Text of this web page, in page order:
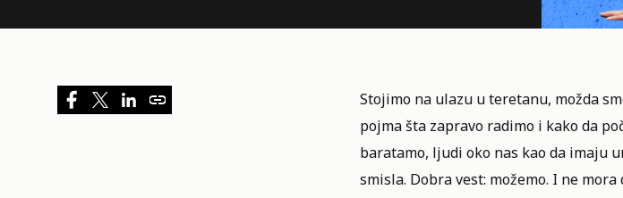
Stojimo na ulazu uteretanu, možda
pojma šta zapravo radimo i kako da
baratamo, ljudi oko nas kao da imaju
smisla. Dobra vest: možemo. I ne